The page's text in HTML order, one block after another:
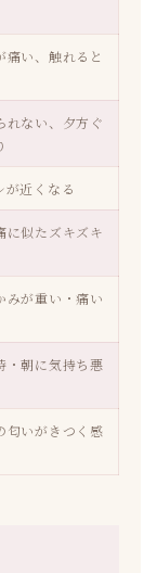
痛い、触れると
れない、夕方ぐ
が近くなる
に似たズキズキ
みが重い・痛い
・朝に気持ち悪
匂いがきつく感